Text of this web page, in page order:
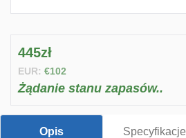
445zł
EUR: €102
Żądanie stanu zapasów..
Opis Specyfikacje